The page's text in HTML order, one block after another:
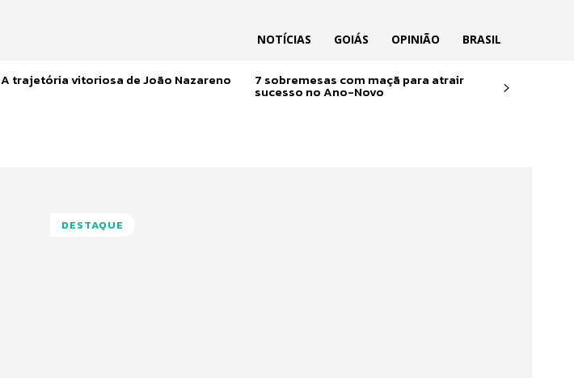
NOTÍCIAS GOIÁS OPINIÃO BRASIL
A trajetória vitoriosa de João Nazareno 7 sobremesas com maçã para atrair
sucesso no Ano-Novo
DESTAQUE